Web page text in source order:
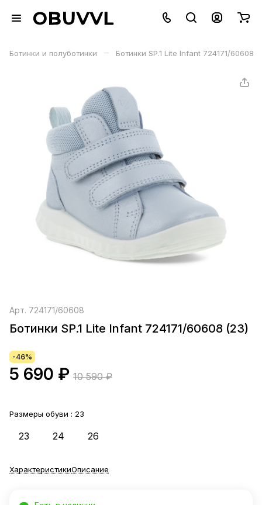
Ботинки и полуботинки – Ботинки SP.1 Lite Infant 724171/60608
Арт. 724171/60608
Ботинки SP.1 Lite Infant 724171/60608 (23)
-46%
5 690 ₽ 10 590 ₽
Размеры обуви : 23
23 24 26
ХарактеристикиОписание